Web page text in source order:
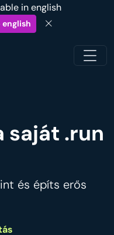
in english
saját .run
és építs erős